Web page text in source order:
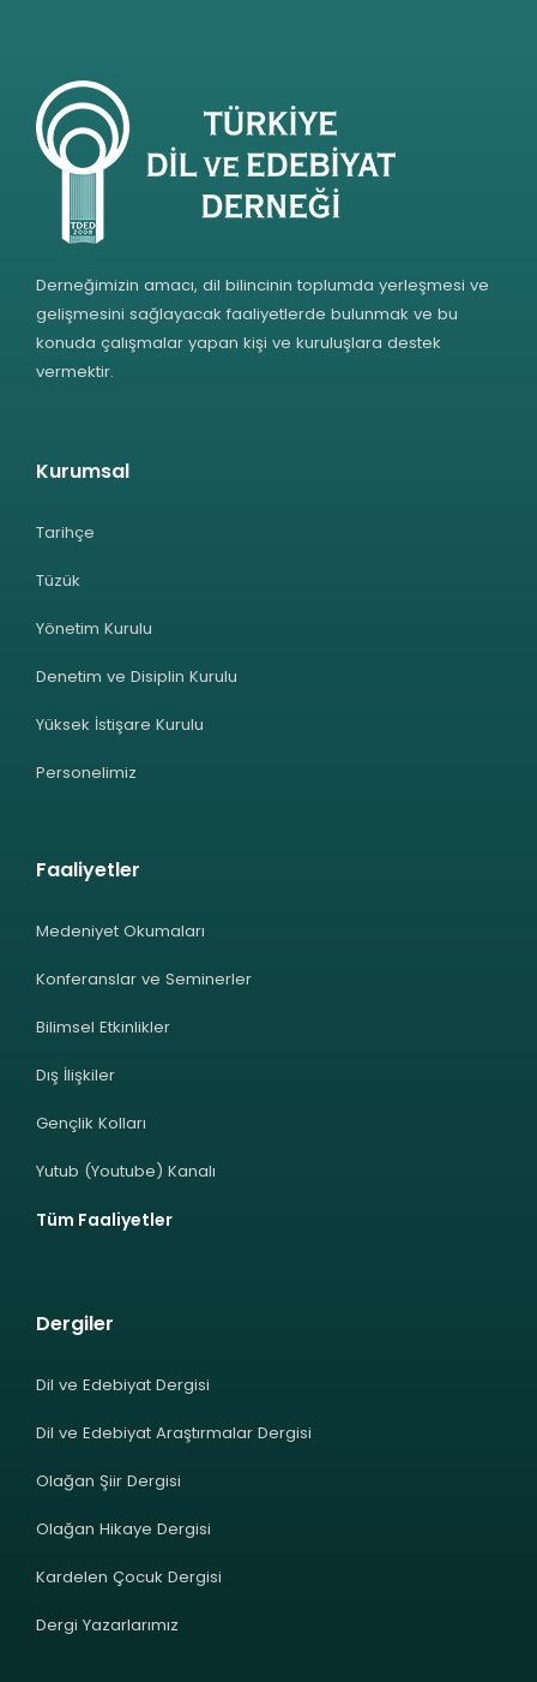
Derneğimizin amacı, dil bilincinin toplumda yerleşmesi ve
gelişmesini sağlayacak faaliyetlerde bulunmak ve bu
konuda çalışmalar yapan kişi ve kuruluşlara destek
vermektir.
Kurumsal
Tarihçe
Tüzük
Yönetim Kurulu
Denetim ve Disiplin Kurulu
Yüksek İstişare Kurulu
Personelimiz
Faaliyetler
Medeniyet Okumaları
Konferanslar ve Seminerler
Bilimsel Etkinlikler
Dış İlişkiler
Gençlik Kolları
Yutub (Youtube) Kanalı
Tüm Faaliyetler
Dergiler
Dil ve Edebiyat Dergisi
Dil ve Edebiyat Araştırmalar Dergisi
Olağan Şiir Dergisi
Olağan Hikaye Dergisi
Kardelen Çocuk Dergisi
Dergi Yazarlarımız